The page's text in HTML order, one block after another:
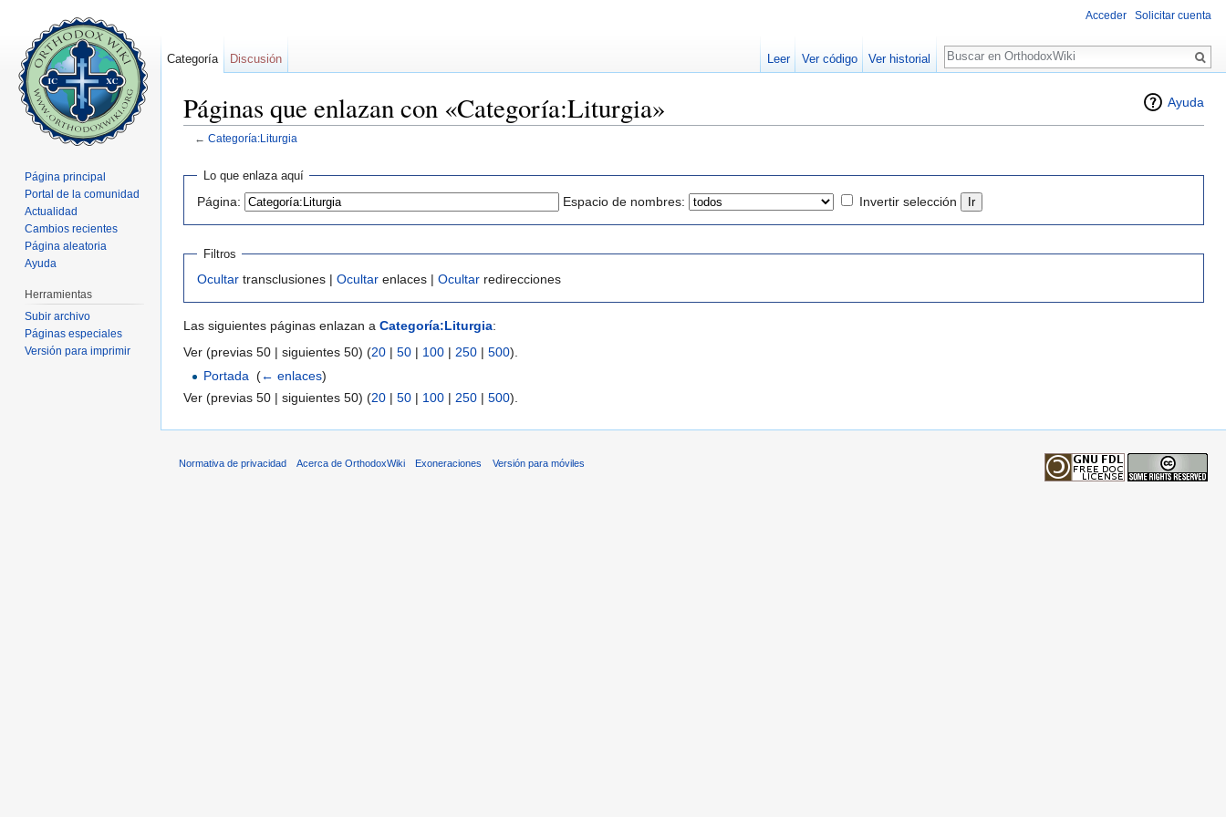
Ayuda
Páginas que enlazan con «Categoría:Liturgia»
← Categoría:Liturgia
Lo que enlaza aquí
Página: Espacio de nombres: Invertir selección
Filtros
Ocultar transclusiones | Ocultar enlaces | Ocultar redirecciones
Las siguientes páginas enlazan a Categoría:Liturgia:
Ver (previas 50 | siguientes 50) (20 | 50 | 100 | 250 | 500).
Portada ‎(← enlaces)
Ver (previas 50 | siguientes 50) (20 | 50 | 100 | 250 | 500).
Acceder Solicitar cuenta
Categoría Discusión Leer Ver código Ver historial
Buscar
Página principal
Portal de la comunidad
Actualidad
Cambios recientes
Página aleatoria
Ayuda
Herramientas
Subir archivo
Páginas especiales
Versión para imprimir
Normativa de privacidad Acerca de OrthodoxWiki Exoneraciones Versión para móviles